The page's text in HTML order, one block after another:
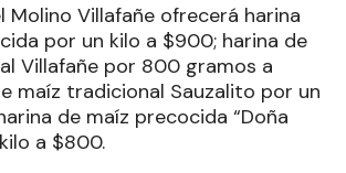
Molino Villafañe ofrecerá harina
por un kilo a $900; harina de
Villafañe por 800 gramos a
maíz tradicional Sauzalito por un
de maíz precocida “Doña
a $800.